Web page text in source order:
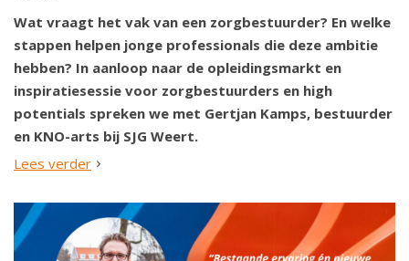
Wat vraagt het vak van een zorgbestuurder? En welke
stappen helpen jonge professionals die deze ambitie
hebben? In aanloop naar de opleidingsmarkt en
inspiratiesessie voor zorgbestuurders en high
potentials spreken we met Gertjan Kamps, bestuurder
en KNO-arts bij SJG Weert.
Lees verder